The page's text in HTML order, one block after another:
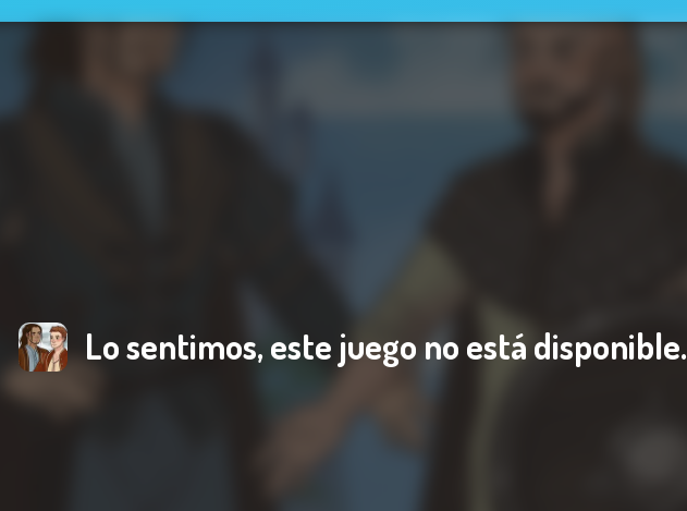
Lo sentimos, este juego no está disponible.